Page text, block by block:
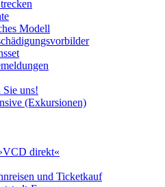
Modell
Sie uns!
(Exkursionen)
direkt«
und Ticketkauf